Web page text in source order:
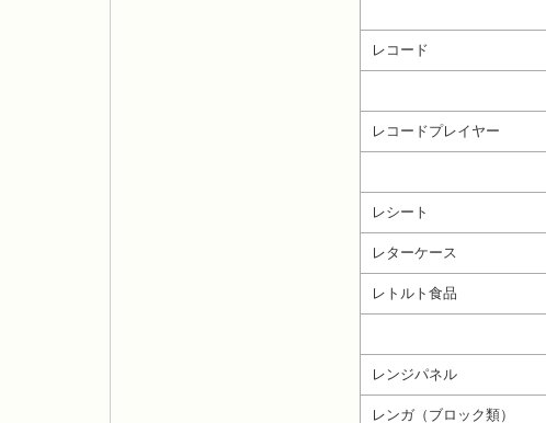
レコード
レコードプレイヤー
レシート
レターケース
レトルト食品
レンジパネル
レンガ（ブロック類）